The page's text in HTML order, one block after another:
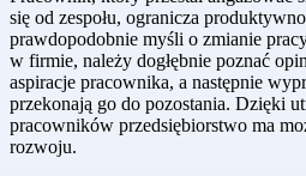
się od zespołu, ogranicza
prawdopodobnie myśli o zmianie
w firmie, należy dogłębnie poznać
aspiracje pracownika, a następnie
przekonają go do pozostania. Dzięki
pracowników przedsiębiorstwo ma
rozwoju.